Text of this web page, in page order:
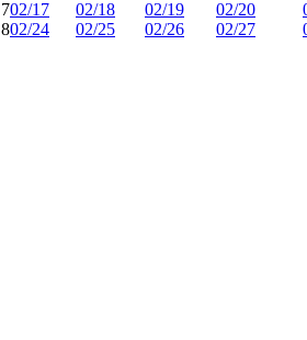
702/17 02/18 02/19 02/20
802/24 02/25 02/26 02/27